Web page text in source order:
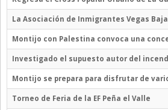
La Asociación de Inmigrantes Vegas
Montijo con Palestina convoca una
Investigado el supuesto autor del
Montijo se prepara para disfrutar de
Torneo de Feria de la EF Peña el Valle